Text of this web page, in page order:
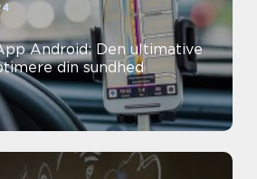
Android: Den ultimative
din sundhed